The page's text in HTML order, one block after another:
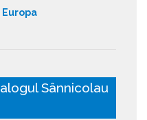
Sânnicolau